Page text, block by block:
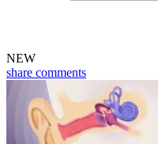
NEW
share comments